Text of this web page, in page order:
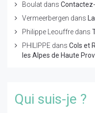
Boulat dans
Vermeerbergen dans
Philippe Leouffre dans
PHILIPPE dans Cols et
les Alpes de Haute
Qui suis-je ?